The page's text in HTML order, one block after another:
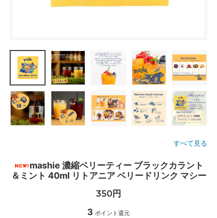
すべて見る
mashie 濃縮ベリーティー ブラックカラント
＆ミント 40ml リトアニア ベリードリンク マシー
350円
3 ポイント還元